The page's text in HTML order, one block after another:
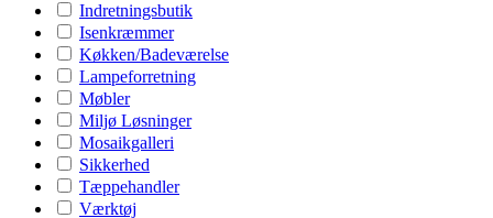
Indretningsbutik
Isenkræmmer
Køkken/Badeværelse
Lampeforretning
Møbler
Miljø Løsninger
Mosaikgalleri
Sikkerhed
Tæppehandler
Værktøj